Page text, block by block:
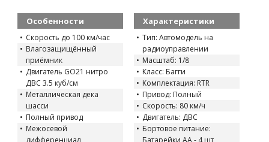
Особенности
Скорость до 100 км/час
Влагозащищённый
приёмник
Двигатель GO21 нитро
ДВС 3.5 куб/см
Металлическая дека
шасси
Полный привод
Межосевой
дифференциал
Характеристики
Тип: Автомодель на
радиоуправлении
Масштаб: 1/8
Класс: Багги
Комплектация: RTR
Привод: Полный
Скорость: 80 км/ч
Двигатель: ДВС
Бортовое питание:
Батарейки AA - 4 шт